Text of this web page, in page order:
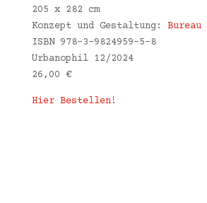
205 x 282 cm
Konzept und Gestaltung: Bureau
ISBN 978-3-9824959-5-8
Urbanophil 12/2024
26,00 €
Hier Bestellen!